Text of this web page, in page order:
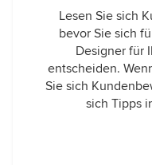
Lesen Sie sich
bevor Sie sich
Designer für
entscheiden.
Sie sich
sich Tipps